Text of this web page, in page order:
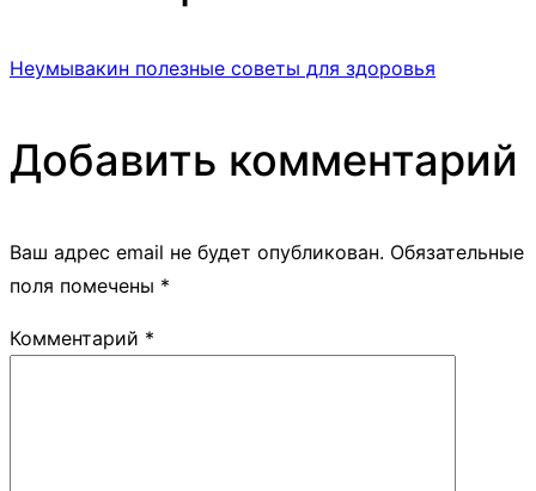
Неумывакин полезные советы для здоровья
Добавить комментарий
Ваш адрес email не будет опубликован. Обязательные
поля помечены *
Комментарий *